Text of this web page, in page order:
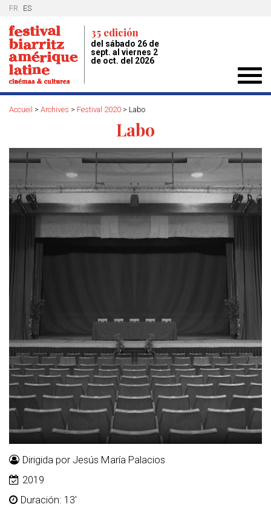
FR ES
35 edición
del sábado 26 de
sept. al viernes 2
de oct. del 2026
Accueil > Archives > Festival 2020 > Labo
Labo
Dirigida por Jesús María Palacios
2019
Duración: 13'